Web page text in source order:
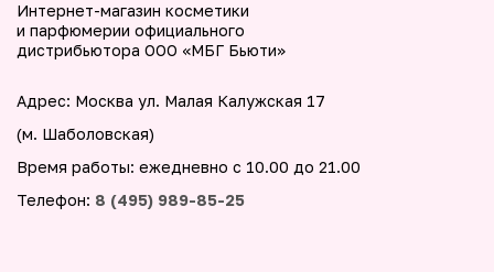
Интернет-магазин косметики
и парфюмерии официального
дистрибьютора ООО «МБГ Бьюти»
Адрес: Москва ул. Малая Калужская 17
(м. Шаболовская)
Время работы: ежедневно с 10.00 до 21.00
Телефон: 8 (495) 989-85-25